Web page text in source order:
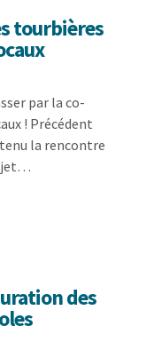
tourbières
par la co-
! Précédent
tenu la rencontre
des